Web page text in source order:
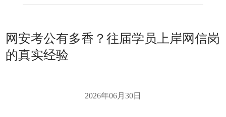
网安考公有多香？往届学员上岸网信岗
的真实经验
2026年06月30日